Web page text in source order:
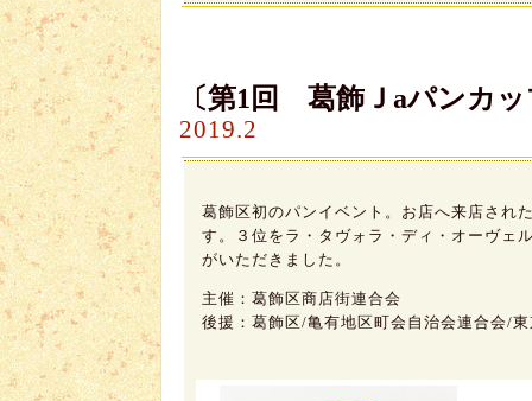
〔第1回 葛飾Ｊaパン
2019.2
葛飾区初のパンイベント。お店へ来店され
す。３位をラ・タヴォラ・ディ・オーヴェ
がいただきました。
主催：葛飾区商店街連合会
後援：葛飾区/亀有地区町会自治会連合会/